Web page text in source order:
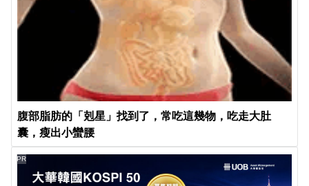
腹部脂肪的「剋星」找到了，常吃這幾物，吃走大肚
囊，瘦出小蠻腰
PR